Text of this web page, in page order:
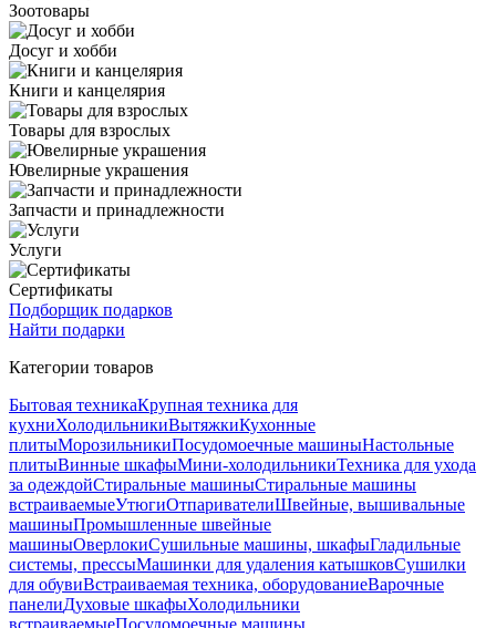
Зоотовары
Досуг и хобби
Книги и канцелярия
Товары для взрослых
Ювелирные украшения
Запчасти и принадлежности
Услуги
Сертификаты
Подборщик подарков
Найти подарки
Категории товаров
Бытовая техникаКрупная техника для
кухниХолодильникиВытяжкиКухонные
плитыМорозильникиПосудомоечные машиныНастольные
плитыВинные шкафыМини-холодильникиТехника для ухода
за одеждойСтиральные машиныСтиральные машины
встраиваемыеУтюгиОтпаривателиШвейные, вышивальные
машиныПромышленные швейные
машиныОверлокиСушильные машины, шкафыГладильные
системы, прессыМашинки для удаления катышковСушилки
для обувиВстраиваемая техника, оборудованиеВарочные
панелиДуховые шкафыХолодильники
встраиваемыеПосудомоечные машины